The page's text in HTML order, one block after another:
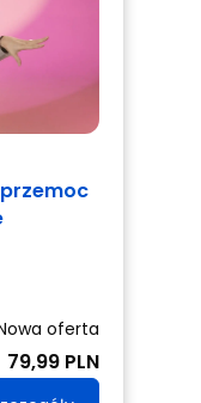
oferta
79,99 PLN